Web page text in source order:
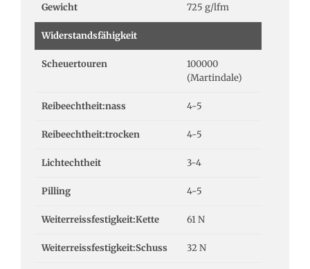
Gewicht 725 g/lfm
Widerstandsfähigkeit
Scheuertouren
100000
(Martindale)
Reibeechtheit:nass 4-5
Reibeechtheit:trocken 4-5
Lichtechtheit 3-4
Pilling 4-5
Weiterreissfestigkeit:Kette 61 N
Weiterreissfestigkeit:Schuss 32 N